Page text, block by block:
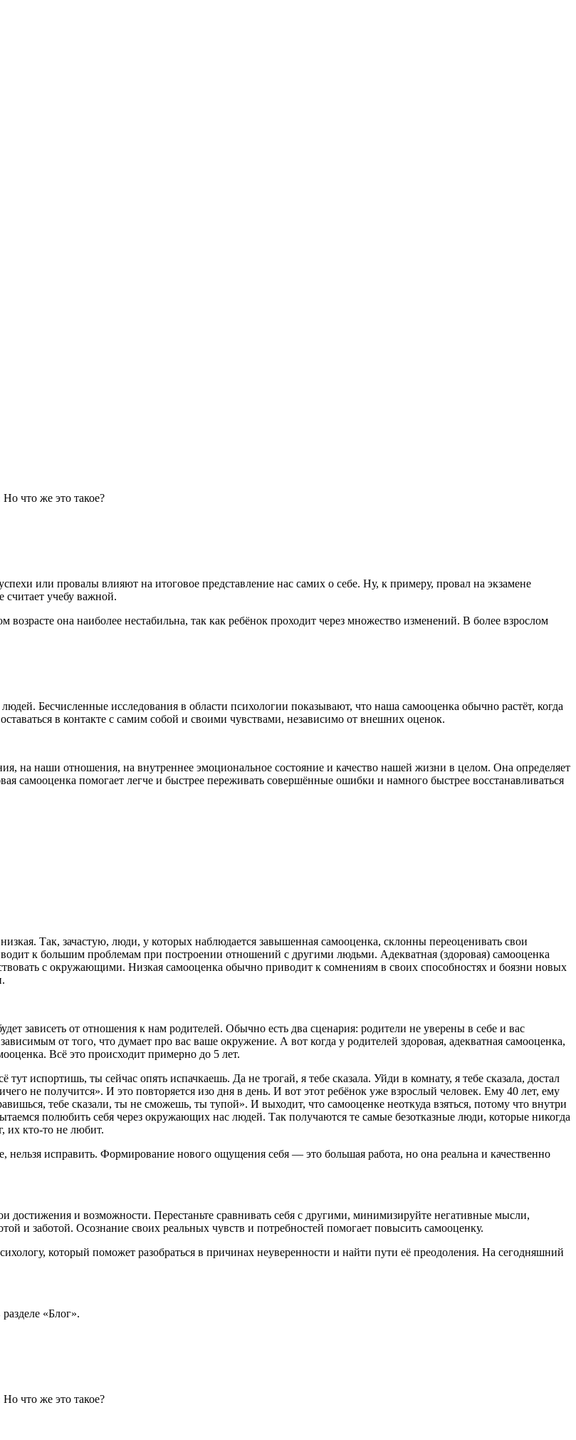
что же это такое?
или провалы влияют на итоговое представление нас самих о себе. Ну, к примеру, провал на экзамене
считает учебу важной.
она наиболее нестабильна, так как ребёнок проходит через множество изменений. В более взрослом
Бесчисленные исследования в области психологии показывают, что наша самооценка обычно растёт, когда
в контакте с самим собой и своими чувствами, независимо от внешних оценок.
на наши отношения, на внутреннее эмоциональное состояние и качество нашей жизни в целом. Она определяет
самооценка помогает легче и быстрее переживать совершённые ошибки и намного быстрее восстанавливаться
Так, зачастую, люди, у которых наблюдается завышенная самооценка, склонны переоценивать свои
к большим проблемам при построении отношений с другими людьми. Адекватная (здоровая) самооценка
с окружающими. Низкая самооценка обычно приводит к сомнениям в своих способностях и боязни новых
зависеть от отношения к нам родителей. Обычно есть два сценария: родители не уверены в себе и вас
от того, что думает про вас ваше окружение. А вот когда у родителей здоровая, адекватная самооценка,
Всё это происходит примерно до 5 лет.
испортишь, ты сейчас опять испачкаешь. Да не трогай, я тебе сказала. Уйди в комнату, я тебе сказала, достал
не получится». И это повторяется изо дня в день. И вот этот ребёнок уже взрослый человек. Ему 40 лет, ему
тебе сказали, ты не сможешь, ты тупой». И выходит, что самооценке неоткуда взяться, потому что внутри
полюбить себя через окружающих нас людей. Так получаются те самые безотказные люди, которые никогда
их кто-то не любит.
исправить. Формирование нового ощущения себя — это большая работа, но она реальна и качественно
достижения и возможности. Перестаньте сравнивать себя с другими, минимизируйте негативные мысли,
и заботой. Осознание своих реальных чувств и потребностей помогает повысить самооценку.
который поможет разобраться в причинах неуверенности и найти пути её преодоления. На сегодняшний
«Блог».
что же это такое?